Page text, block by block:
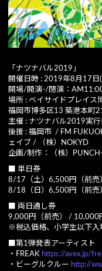
「ナツナバル2019」
開催日時 : 2019年8月17日(
開場/開演-/閉演：
場所 : ベイサイドプレイ
福岡市博多区13 築港本町
主催 : ナツナバル2019実
後援 : 福岡市 / FM
ェイブ / （株）NOKYD
企画/制作：（株）
■ 単日券
8/17（土）6,500円（前売
8/18（日）6,500円（前売
■ 両日通し券
9,000円（前売） / 10,000
※税込価格、小学生以下入
■第1弾発表アーティスト
・FREAK https://avex.jp/
・ビーグルクルー http://